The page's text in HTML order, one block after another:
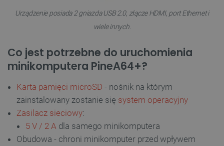
Urządzenie posiada 2 gniazda USB 2.0, złącze HDMI, port Ethernet i
wiele innych.
Co jest potrzebne do uruchomienia
minikomputera PineA64+?
Karta pamięci microSD - nośnik na którym
zainstalowany zostanie się system operacyjny
Zasilacz sieciowy:
5 V / 2 A dla samego minikomputera
Obudowa - chroni minikomputer przed wpływem